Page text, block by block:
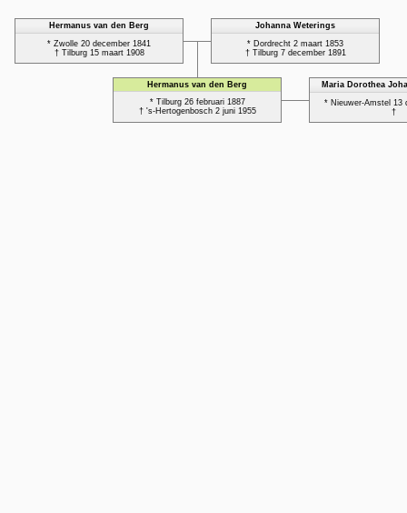
Hermanus van den Berg
* Zwolle 20 december 1841
† Tilburg 15 maart 1908
Johanna Weterings
* Dordrecht 2 maart 1853
† Tilburg 7 december 1891
Hermanus van den Berg
* Tilburg 26 februari 1887
† 's-Hertogenbosch 2 juni 1955
Maria Dorothea
* Nieuwer-Amstel 13
†